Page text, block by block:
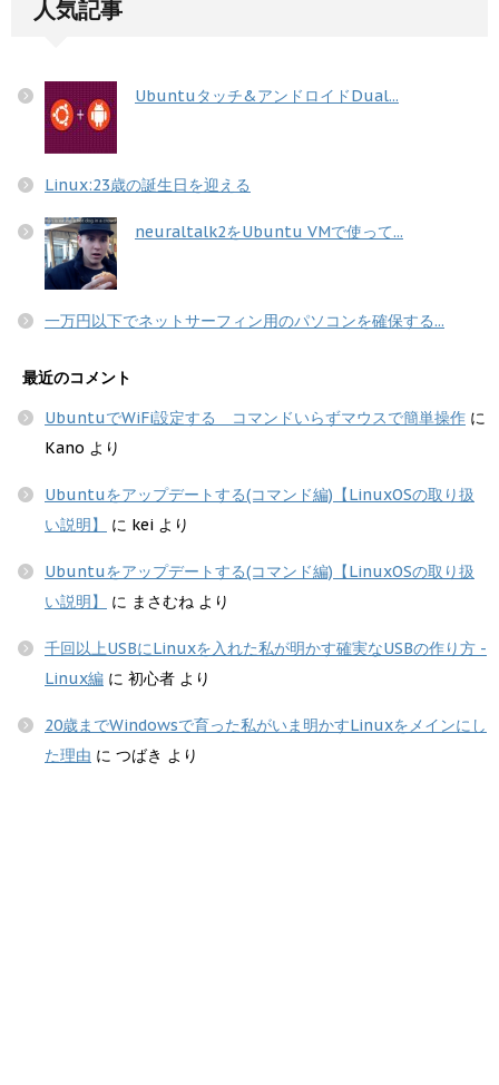
人気記事
Ubuntuタッチ&アンドロイドDual...
Linux:23歳の誕生日を迎える
neuraltalk2をUbuntu VMで使って...
一万円以下でネットサーフィン用のパソコンを確保する...
最近のコメント
UbuntuでWiFi設定する コマンドいらずマウスで簡単操作 に
Kano より
Ubuntuをアップデートする(コマンド編)【LinuxOSの取り扱
い説明】
に kei より
Ubuntuをアップデートする(コマンド編)【LinuxOSの取り扱
い説明】
に まさむね より
千回以上USBにLinuxを入れた私が明かす確実なUSBの作り方 -
Linux編 に 初心者 より
20歳までWindowsで育った私がいま明かすLinuxをメインにし
た理由 に つばき より